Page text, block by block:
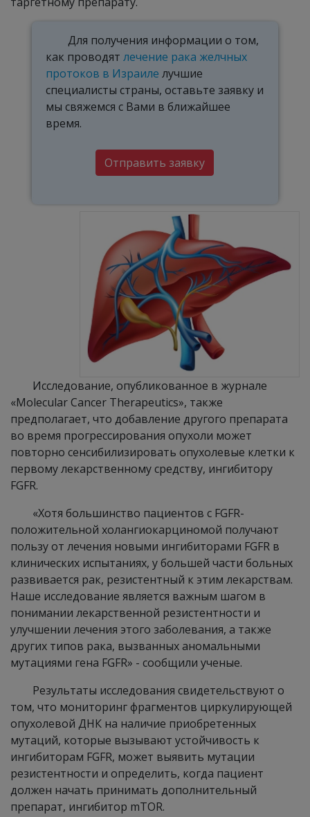
Для получения информации о том,
как проводятлечение рака желчных
протоков в Израиле лучшие
специалисты страны, оставьте заявку и
мы свяжемся с Вами в ближайшее
время.
Отправить заявку
Исследование, опубликованное в журнале
«Molecular Cancer Therapeutics», также
предполагает, что добавление другого препарата
во время прогрессирования опухоли может
повторно сенсибилизировать опухолевые клетки к
первому лекарственному средству, ингибитору
FGFR.
«Хотя большинство пациентов с FGFR-
положительной холангиокарциномой получают
пользу от лечения новыми ингибиторами FGFR в
клинических испытаниях, у большей части больных
развивается рак, резистентный к этим лекарствам.
Наше исследование является важным шагом в
понимании лекарственной резистентности и
улучшении лечения этого заболевания, а также
других типов рака, вызванных аномальными
мутациями гена FGFR» - сообщили ученые.
Результаты исследования свидетельствуют о
том, что мониторинг фрагментов циркулирующей
опухолевой ДНК на наличие приобретенных
мутаций, которые вызывают устойчивость к
ингибиторам FGFR, может выявить мутации
резистентности и определить, когда пациент
должен начать принимать дополнительный
препарат, ингибитор mTOR.